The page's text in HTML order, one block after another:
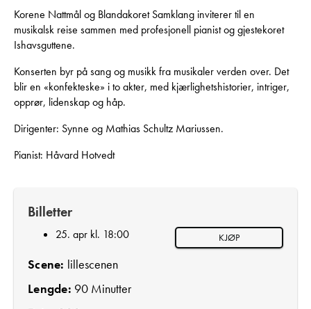
Korene Nattmål og Blandakoret Samklang inviterer til en
musikalsk reise sammen med profesjonell pianist og gjestekoret
Ishavsguttene.
Konserten byr på sang og musikk fra musikaler verden over. Det
blir en «konfekteske» i to akter, med kjærlighetshistorier, intriger,
opprør, lidenskap og håp.
Dirigenter: Synne og Mathias Schultz Mariussen.
Pianist: Håvard Hotvedt
Billetter
25. apr kl. 18:00 KJØP
Scene: lillescenen
Lengde: 90 Minutter